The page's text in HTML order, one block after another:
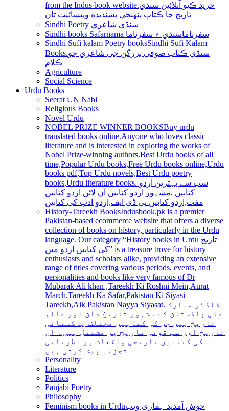
from the Indus book website.خريد ڪيو آنلائين سنڌي
تاريخ جا ڪتاب پنھنجي پسنديده ويبسائيٽ تان
Sindhi Poetry سنڌي شاعري
Sindhi books Safarnama سفرناماسنڌي ۾ سفرناما
Sindhi Sufi kalam Poetry booksSindhi Sufi Kalam
Books.سنڌي ڪتاب صوفي بزرگن جي شاعري جو
ڪلام
Agriculture
Social Science
Urdu Books
Seerat UN Nabi
Religious Books
Novel Urdu
NOBEL PRIZE WINNER BOOKSBuy urdu
translated books online.Anyone who loves classic
literature and is interested in exploring the works of
Nobel Prize-winning authors.Best Urdu books of all
time,Popular Urdu books,Free Urdu books online,Urdu
books pdf,Top Urdu novels,Best Urdu poetry
books,Urdu literature books. سب سے بہترین اردو
کتابیں ,مشہور اردو کتابیں آن لائن اردو کتابیں
مفت,اردو کتابیں پی ڈی ایف,اردو ادب کی کتابیں
History-Tareekh BooksIndusbook.pk is a premier
Pakistan-based ecommerce website that offers a diverse
collection of books on history, particularly in the Urdu
language. Our category “History books in Urdu تاریخ
کی کتابیں اردو میں” is a treasure trove for history
enthusiasts and scholars alike, providing an extensive
range of titles covering various periods, events, and
personalities and books like very famous of Dr
Mubarak Ali khan ,Tareekh Ki Roshni Mein,Aurat
March,Tareekh Ka Safar,Pakistan Ki Siyasi
Tareekh,Aik Pakistan Nayya Siyasat. ڈاکٹر مبارک
علی پاکستان کے مشہور تاریخ دان اور عالم
تاریخ ہیں جن کی کتابیں مختلف پاکستانی
تاریخ اور سب قومی تاریخ پر مشتمل ہیں۔ ان
کی کتابیں تاریخی واقعات پر نظریاتی
تجزیہ پیش کرتی ہیں
Personality
Literature
Politics
Panjabi Poetry
Philosophy
Feminism books in Urduخوش آمدید ہماری ویب